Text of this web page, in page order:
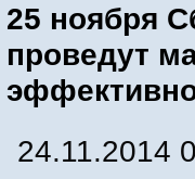
25 ноября
проведут
24.11.2014